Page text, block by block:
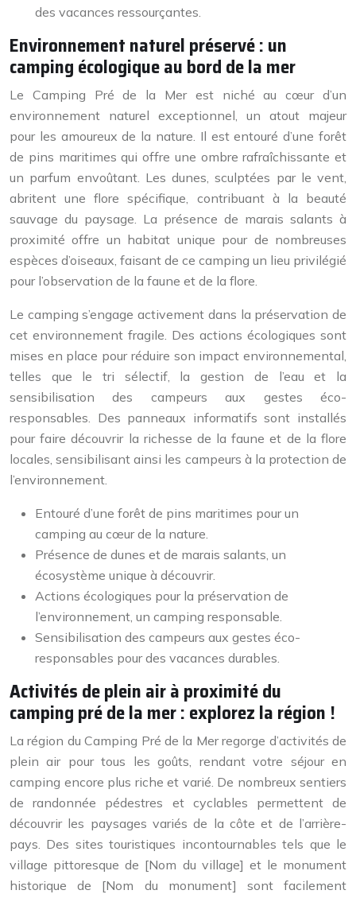
des vacances ressourçantes.
Environnement naturel préservé : un
camping écologique au bord de la mer
Le Camping Pré de la Mer est niché au cœur d’un
environnement naturel exceptionnel, un atout majeur
pour les amoureux de la nature. Il est entouré d’une forêt
de pins maritimes qui offre une ombre rafraîchissante et
un parfum envoûtant. Les dunes, sculptées par le vent,
abritent une flore spécifique, contribuant à la beauté
sauvage du paysage. La présence de marais salants à
proximité offre un habitat unique pour de nombreuses
espèces d’oiseaux, faisant de ce camping un lieu privilégié
pour l’observation de la faune et de la flore.
Le camping s’engage activement dans la préservation de
cet environnement fragile. Des actions écologiques sont
mises en place pour réduire son impact environnemental,
telles que le tri sélectif, la gestion de l’eau et la
sensibilisation des campeurs aux gestes éco-
responsables. Des panneaux informatifs sont installés
pour faire découvrir la richesse de la faune et de la flore
locales, sensibilisant ainsi les campeurs à la protection de
l’environnement.
Entouré d’une forêt de pins maritimes pour un
camping au cœur de la nature.
Présence de dunes et de marais salants, un
écosystème unique à découvrir.
Actions écologiques pour la préservation de
l’environnement, un camping responsable.
Sensibilisation des campeurs aux gestes éco-
responsables pour des vacances durables.
Activités de plein air à proximité du
camping pré de la mer : explorez la région !
La région du Camping Pré de la Mer regorge d’activités de
plein air pour tous les goûts, rendant votre séjour en
camping encore plus riche et varié. De nombreux sentiers
de randonnée pédestres et cyclables permettent de
découvrir les paysages variés de la côte et de l’arrière-
pays. Des sites touristiques incontournables tels que le
village pittoresque de [Nom du village] et le monument
historique de [Nom du monument] sont facilement